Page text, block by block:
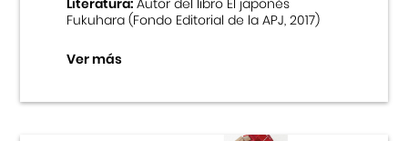
Literatura:Autor del libro El japonés
Fukuhara (Fondo Editorial de la APJ, 2017)
Ver más